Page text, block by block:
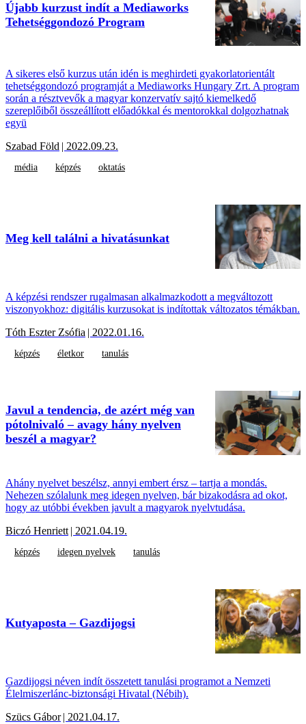
Újabb kurzust indít a Mediaworks
Tehetséggondozó Program
A sikeres első kurzus után idén is meghirdeti gyakorlatorientált
tehetséggondozó programját a Mediaworks Hungary Zrt. A program
során a résztvevők a magyar konzervatív sajtó kiemelkedő
szereplőiből összeállított előadókkal és mentorokkal dolgozhatnak
együ
Szabad Föld | 2022.09.23.
média képzés oktatás
Meg kell találni a hivatásunkat
A képzési rendszer rugalmasan alkalmazkodott a megváltozott
viszonyokhoz: digitális kurzusokat is indítottak változatos témákban.
Tóth Eszter Zsófia | 2022.01.16.
képzés életkor tanulás
Javul a tendencia, de azért még van
pótolnivaló – avagy hány nyelven
beszél a magyar?
Ahány nyelvet beszélsz, annyi embert érsz – tartja a mondás.
Nehezen szólalunk meg idegen nyelven, bár bizakodásra ad okot,
hogy az utóbbi években javult a magyarok nyelvtudása.
Biczó Henriett | 2021.04.19.
képzés idegen nyelvek tanulás
Kutyaposta – Gazdijogsi
Gazdijogsi néven indít összetett tanulási programot a Nemzeti
Élelmiszerlánc-biztonsági Hivatal (Nébih).
Szücs Gábor | 2021.04.17.